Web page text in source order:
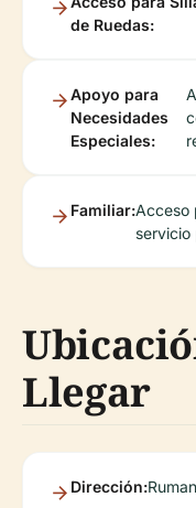
de Ruedas:
Apoyo para
Necesidades
Especiales:
Familiar:Acceso
servicio
Llegar
Dirección: